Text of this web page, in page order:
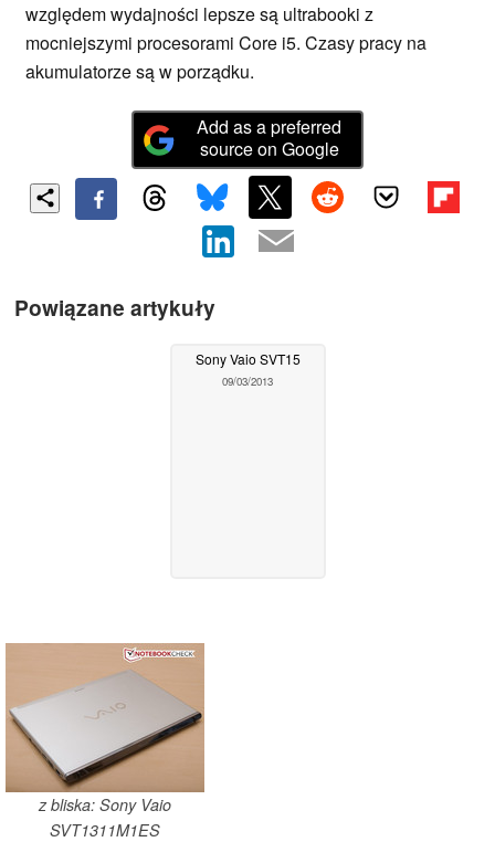
względem wydajności lepsze są ultrabooki z
mocniejszymi procesorami Core i5. Czasy pracy na
akumulatorze są w porządku.
Add as a preferred
source on Google
Powiązane artykuły
Sony Vaio SVT15
09/03/2013
z bliska: Sony Vaio
SVT1311M1ES